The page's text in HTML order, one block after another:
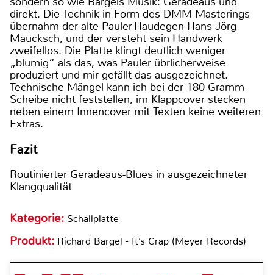
direkt. Die Technik in Form des DMM-Masterings
übernahm der alte Pauler-Haudegen Hans-Jörg
Maucksch, und der versteht sein Handwerk
zweifellos. Die Platte klingt deutlich weniger
„blumig“ als das, was Pauler übrlicherweise
produziert und mir gefällt das ausgezeichnet.
Technische Mängel kann ich bei der 180-Gramm-
Scheibe nicht feststellen, im Klappcover stecken
neben einem Innencover mit Texten keine weiteren
Extras.
Fazit
Routinierter Geradeaus-Blues in ausgezeichneter
Klangqualität
Kategorie: Schallplatte
Produkt: Richard Bargel - It’s Crap (Meyer Records)